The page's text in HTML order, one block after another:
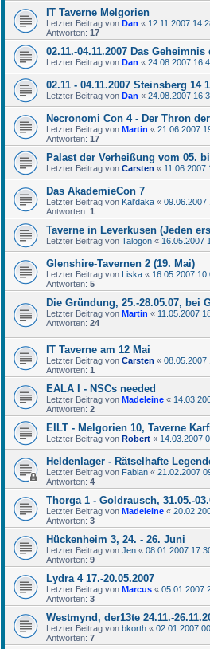
IT Taverne Melgorien
Letzter Beitrag von Dan « 12.11.2007
Antworten: 17
02.11.-04.11.2007 Das
Letzter Beitrag von Dan « 24.08.2007
02.11 - 04.11.2007 Steinsberg 14
Letzter Beitrag von Dan « 24.08.2007
Necronomi Con 4 - Der Thron
Letzter Beitrag von Martin « 21.06.2007
Antworten: 17
Palast der Verheißung vom 05.
Letzter Beitrag von Carsten « 11.06.2007
Das AkademieCon 7
Letzter Beitrag von Kal'daka « 09.06.2007
Antworten: 1
Taverne in Leverkusen (Jeden
Letzter Beitrag von Talogon « 16.05.2007
Glenshire-Tavernen 2 (19. Mai)
Letzter Beitrag von Liska « 16.05.2007
Antworten: 5
Die Gründung, 25.-28.05.07, bei
Letzter Beitrag von Martin « 11.05.2007
Antworten: 24
IT Taverne am 12 Mai
Letzter Beitrag von Carsten « 08.05.2007
Antworten: 1
EALA I - NSCs needed
Letzter Beitrag von Madeleine «
Antworten: 2
EILT - Melgorien 10, Taverne
Letzter Beitrag von Robert « 14.03.2007
Heldenlager - Rätselhafte
Letzter Beitrag von Fabian « 21.02.2007
Antworten: 4
Thorga 1 - Goldrausch, 31.05.-
Letzter Beitrag von Madeleine «
Antworten: 3
Hückenheim 3, 24. - 26. Juni
Letzter Beitrag von Jen « 08.01.2007
Antworten: 9
Lydra 4 17.-20.05.2007
Letzter Beitrag von Marcus « 05.01.2007
Antworten: 3
Westmynd, der13te 24.11.-
Letzter Beitrag von bkorth « 02.01.2007
Antworten: 7